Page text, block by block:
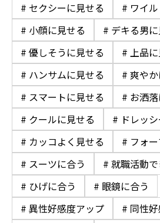
# セクシーに見せる
# ワイ
# 小顔に見せる
# デキる男
# 優しそうに見せる
# 上品
# ハンサムに見せる
# 爽や
# スマートに見せる
# お洒
# クールに見せる
# ドレッ
# カッコよく見せる
# フォ
# スーツに合う
# 就職活動
# ひげに合う
# 眼鏡に合う
# 異性好感度アップ
# 同性